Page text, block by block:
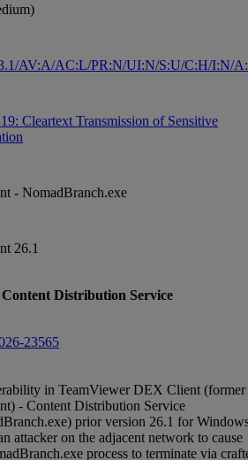
AV:A/AC:L/PR:N/UI:N/S:U/C:H/I:N/
Cleartext Transmission of Sensitive
- NomadBranch.exe
26.1
Distribution Service
23565
in TeamViewer DEX Client (former
- Content Distribution Service
prior version 26.1 for
attacker on the adjacent network to cause
process to terminate via